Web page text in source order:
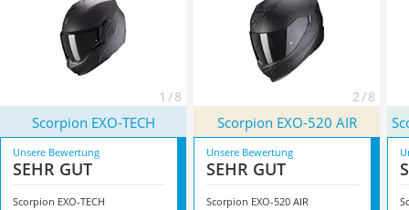
1 / 8 2 / 8
Scorpion EXO-TECH Scorpion EXO-520 AIR
Unsere Bewertung
SEHR GUT
Scorpion EXO-TECH
Unsere Bewertung
SEHR GUT
Scorpion EXO-520 AIR